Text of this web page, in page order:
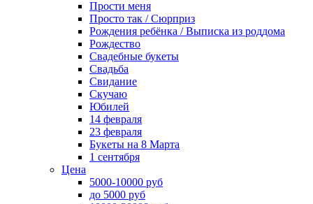
Прости меня
Просто так / Сюрприз
Рождения ребёнка / Выписка из роддома
Рождество
Свадебные букеты
Свадьба
Свидание
Скучаю
Юбилей
14 февраля
23 февраля
Букеты на 8 Марта
1 сентября
Цена
5000-10000 руб
до 5000 руб